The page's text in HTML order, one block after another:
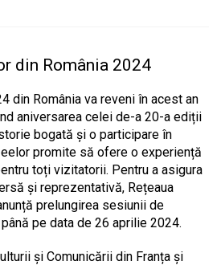
din România 2024
din România va reveni în acest an
aniversarea celei de-a 20-a ediții
bogată și o participare în
promite să ofere o experiență
toți vizitatorii. Pentru a asigura
și reprezentativă, Rețeaua
prelungirea sesiunii de
pe data de 26 aprilie 2024.
și Comunicării din Franța și